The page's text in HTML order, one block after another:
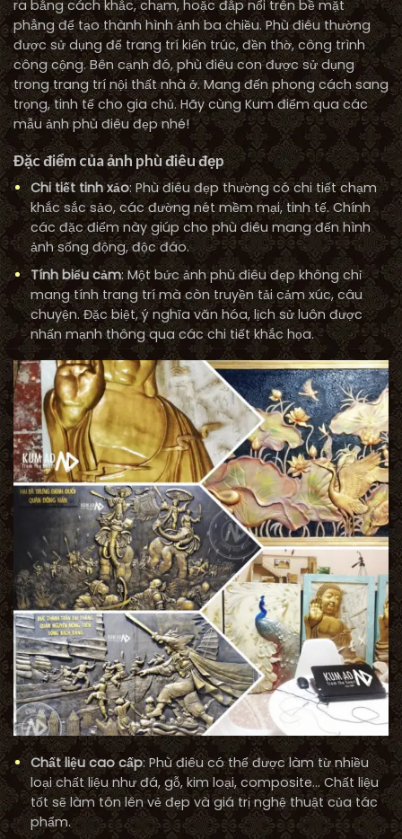
ra bằng cách khắc, chạm, hoặc đắp nổi trên bề mặt
phẳng để tạo thành hình ảnh ba chiều. Phù điêu thường
được sử dụng để trang trí kiến trúc, đền thờ, công trình
công cộng. Bên cạnh đó, phù điêu con được sử dụng
trong trang trí nội thất nhà ở. Mang đến phong cách sang
trọng, tinh tế cho gia chủ. Hãy cùng Kum điểm qua các
mẫu ảnh phù điêu đẹp nhé!
Đặc điểm của ảnh phù điêu đẹp
Chi tiết tinh xảo: Phù điêu đẹp thường có chi tiết chạm
khắc sắc sảo, các đường nét mềm mại, tinh tế. Chính
các đặc điểm này giúp cho phù điêu mang đến hình
ảnh sống động, độc đáo.
Tính biểu cảm: Một bức ảnh phù điêu đẹp không chỉ
mang tính trang trí mà còn truyền tải cảm xúc, câu
chuyện. Đặc biệt, ý nghĩa văn hóa, lịch sử luôn được
nhấn mạnh thông qua các chi tiết khắc họa.
Chất liệu cao cấp: Phù điêu có thể được làm từ nhiều
loại chất liệu như đá, gỗ, kim loại, composite… Chất liệu
tốt sẽ làm tôn lên vẻ đẹp và giá trị nghệ thuật của tác
phẩm.